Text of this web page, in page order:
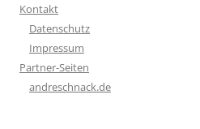
Kontakt
Datenschutz
Impressum
Partner-Seiten
andreschnack.de